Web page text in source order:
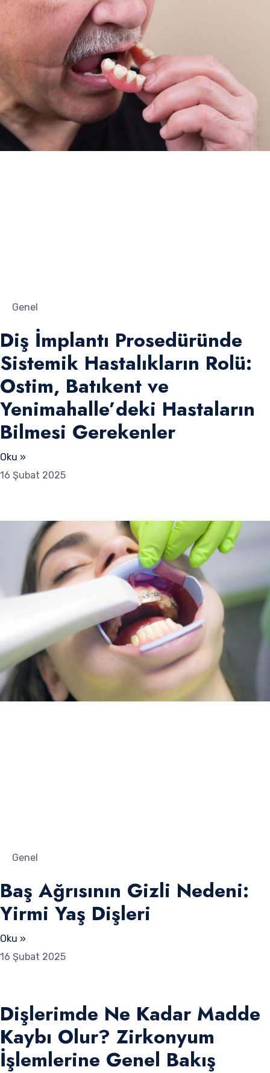
Genel
Diş İmplantı Prosedüründe
Sistemik Hastalıkların Rolü:
Ostim, Batıkent ve
Yenimahalle’deki Hastaların
Bilmesi Gerekenler
Oku »
16 Şubat 2025
Genel
Baş Ağrısının Gizli Nedeni:
Yirmi Yaş Dişleri
Oku »
16 Şubat 2025
Dişlerimde Ne Kadar Madde
Kaybı Olur? Zirkonyum
İşlemlerine Genel Bakış